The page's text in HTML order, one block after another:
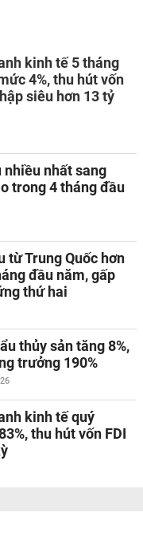
kinh tế 5 tháng
4%, thu hút vốn
siêu hơn 13 tỷ
nhất sang
trong 4 tháng đầu
từ Trung Quốc hơn
đầu năm, gấp
thứ hai
thủy sản tăng 8%,
trưởng 190%
kinh tế quý
thu hút vốn FDI